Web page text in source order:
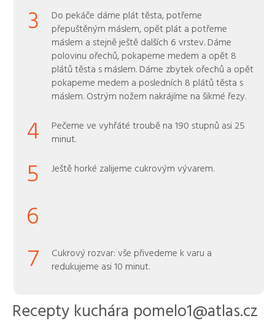
3
Do pekáče dáme plát těsta, potřeme
přepuštěným máslem, opět plát a potřeme
máslem a stejně ještě dalších 6 vrstev. Dáme
polovinu ořechů, pokapeme medem a opět 8
plátů těsta s máslem. Dáme zbytek ořechů a opět
pokapeme medem a posledních 8 plátů těsta s
máslem. Ostrým nožem nakrájíme na šikmé řezy.
4
Pečeme ve vyhřáté troubě na 190 stupnů asi 25
minut.
5 Ještě horké zalijeme cukrovým vývarem.
6
7
Cukrový rozvar: vše přivedeme k varu a
redukujeme asi 10 minut.
Recepty kuchára pomelo1@atlas.cz